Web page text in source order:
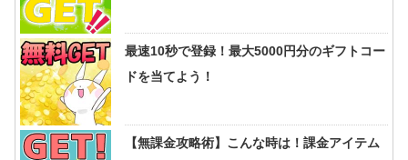
最速10秒で登録！最大5000円分のギフトコー
ドを当てよう！
【無課金攻略術】こんな時は！課金アイテム